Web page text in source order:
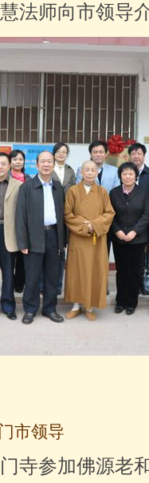
法师向市领导
市领导
寺参加佛源老